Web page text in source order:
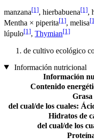
manzana[1], hierbabuena[1],
Mentha × piperita[1], melisa
lúpulo[1], Thymian[1]
de cultivo ecológico
Información nutricional
Información
Contenido
Grasa
del cual/de los cuales:
Hidratos de
del cual/de los